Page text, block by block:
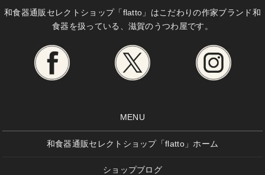
和食器通販セレクトショップ「flatto」はこだわりの作家ブランド和
食器を扱っている、滋賀のうつわ屋です。
MENU
和食器通販セレクトショップ「flatto」ホーム
ショップブログ